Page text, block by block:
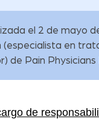
el 2 de mayo
(especialista en
) de Pain Physicians
de